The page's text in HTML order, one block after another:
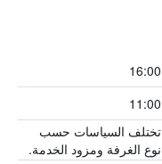
16:00
11:00
تختلف السياسات حسب
نوع الغرفة ومزود الخدمة.